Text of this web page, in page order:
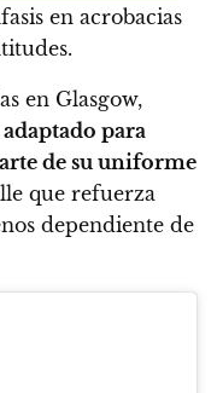
en acrobacias
en Glasgow,
para
de su uniforme
que refuerza
dependiente de